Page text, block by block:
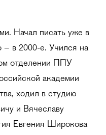
Начал писать уже в
– в 2000-е. Учился на
отделении ППУ
академии
ходил в студию
и Вячеславу
Евгения Широкова